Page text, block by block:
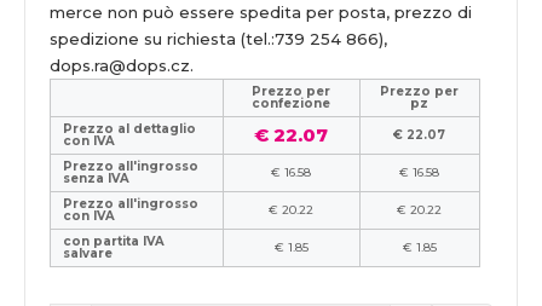
merce non può essere spedita per posta, prezzo di
spedizione su richiesta (tel.:739 254 866),
dops.ra@dops.cz.
Prezzo per
confezione
Prezzo per
pz
Prezzo al dettaglio
con IVA € 22.07
€ 22.07
Prezzo all'ingrosso
senza IVA € 16.58
€ 16.58
Prezzo all'ingrosso
con IVA € 20.22
€ 20.22
con partita IVA
salvare € 1.85 € 1.85